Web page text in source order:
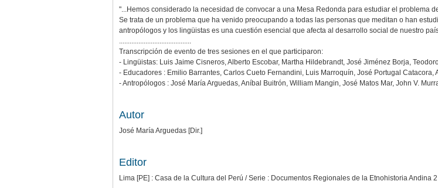
"...Hemos considerado la necesidad de convocar a una Mesa Redonda para estudiar el problema
Se trata de un problema que ha venido preocupando a todas las personas que meditan o han
antropólogos y los lingüistas es una cuestión esencial que afecta al desarrollo social de nuestro
Transcripción de evento de tres sesiones en el que participaron:
- Lingüistas: Luis Jaime Cisneros, Alberto Escobar, Martha Hildebrandt, José Jiménez Borja,
- Educadores : Emilio Barrantes, Carlos Cueto Fernandini, Luis Marroquín, José Portugal
- Antropólogos : José María Arguedas, Aníbal Buitrón, William Mangin, José Matos Mar, John V.
Autor
José María Arguedas [Dir.]
Editor
Lima [PE] : Casa de la Cultura del Perú / Serie : Documentos Regionales de la Etnohistoria Andina 2